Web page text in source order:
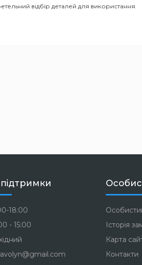
відбір деталей для використання.
18:00
- 15:00
Історія
Карта
Контакти